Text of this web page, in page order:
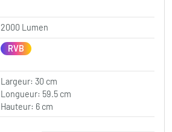
2000 Lumen
RVB
Largeur: 30 cm
Longueur: 59.5 cm
Hauteur: 6 cm